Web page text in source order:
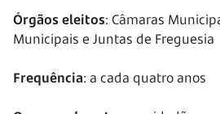
Órgãos eleitos: Câmaras
Municipais e Juntas de Freguesia
Frequência: a cada quatro anos